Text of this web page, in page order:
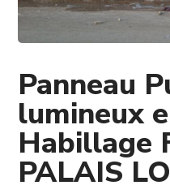
Panneau
lumineux
Habillage
PALAIS